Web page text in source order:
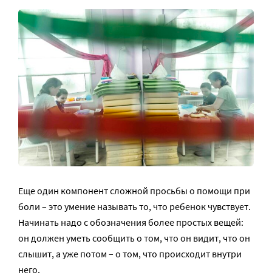
Еще один компонент сложной просьбы о помощи при
боли – это умение называть то, что ребенок чувствует.
Начинать надо с обозначения более простых вещей:
он должен уметь сообщить о том, что он видит, что он
слышит, а уже потом – о том, что происходит внутри
него.